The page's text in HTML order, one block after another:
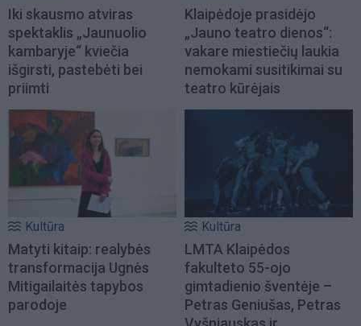
Iki skausmo atviras
spektaklis „Jaunuolio
kambaryje“ kviečia
išgirsti, pastebėti bei
priimti
Klaipėdoje prasidėjo
„Jauno teatro dienos“:
vakare miestiečių laukia
nemokami susitikimai su
teatro kūrėjais
Kultūra
Matyti kitaip: realybės
transformacija Ugnės
Mitigailaitės tapybos
parodoje
Kultūra
LMTA Klaipėdos
fakulteto 55-ojo
gimtadienio šventėje –
Petras Geniušas, Petras